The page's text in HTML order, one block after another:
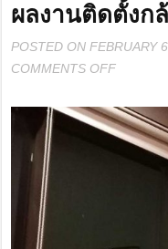
ผลงานติดตั้งก
POSTED ON FEBRUARY
COMMENTS OFFON
งาน
ติด